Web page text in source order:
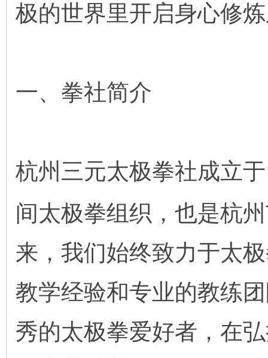
极的世界里开启身心修
一、拳社简介
杭州三元太极拳社成立于
间太极拳组织，也是杭
来，我们始终致力于太
教学经验和专业的教练
秀的太极拳爱好者，在